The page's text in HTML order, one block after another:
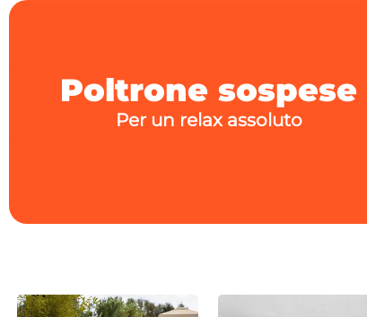
Poltrone sospese
Per un relax assoluto